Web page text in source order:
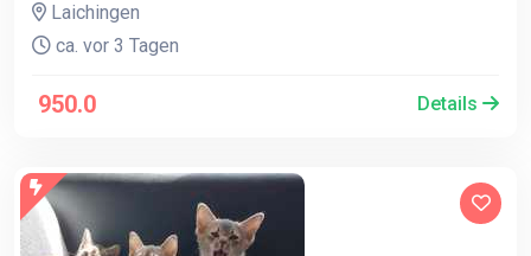
Laichingen
ca. vor 3 Tagen
950.0 Details